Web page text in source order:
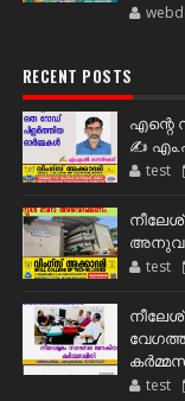
RECENT POSTS
എന്റെ
✍️
test
test
test